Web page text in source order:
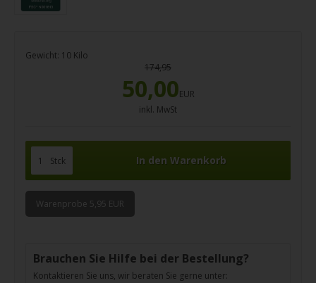
Gewicht: 10 Kilo
174,95
50,00EUR
inkl. MwSt
Stck
Warenprobe 5,95 EUR
Brauchen Sie Hilfe bei der Bestellung?
Kontaktieren Sie uns, wir beraten Sie gerne unter: